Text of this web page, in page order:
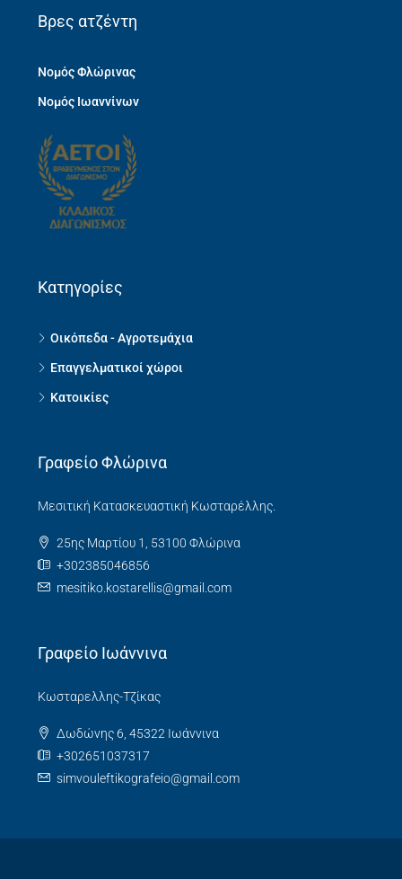
Βρες ατζέντη
Νομός Φλώρινας
Νομός Ιωαννίνων
Κατηγορίες
Οικόπεδα - Αγροτεμάχια
Επαγγελματικοί χώροι
Κατοικίες
Γραφείο Φλώρινα
Μεσιτική Κατασκευαστική Κωσταρέλλης.
25ης Μαρτίου 1, 53100 Φλώρινα
+302385046856
mesitiko.kostarellis@gmail.com
Γραφείο Ιωάννινα
Κωσταρελλης-Τζίκας
Δωδώνης 6, 45322 Ιωάννινα
+302651037317
simvouleftikografeio@gmail.com